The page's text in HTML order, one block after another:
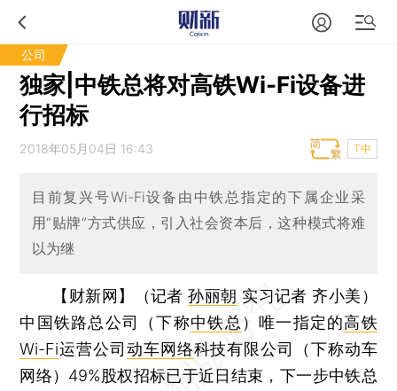
公司
独家|中铁总将对高铁Wi-Fi设备进
行招标
2018年05月04日 16:43 T中
目前复兴号Wi-Fi设备由中铁总指定的下属企业采
用“贴牌”方式供应，引入社会资本后，这种模式将难
以为继
【财新网】（记者孙丽朝 实习记者 齐小美）
中国铁路总公司（下称中铁总 ）唯一指定的高铁
Wi-Fi运营公司 动车网络科技有限公司（下称动车
网络）49%股权招标已于近日结束，下一步中铁总